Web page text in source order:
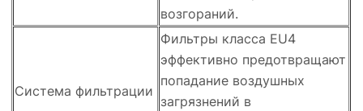
возгораний.
Система фильтрации
Фильтры класса EU4
эффективно предотвращают
попадание воздушных
загрязнений в